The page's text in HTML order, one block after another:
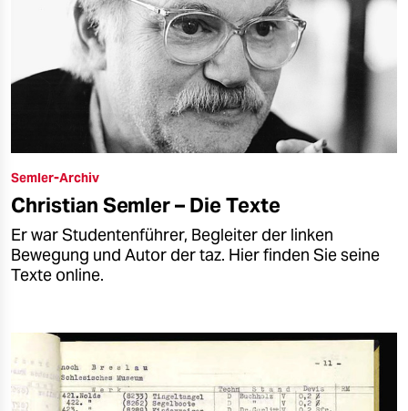
Semler-Archiv
Christian Semler – Die Texte
Er war Studentenführer, Begleiter der linken
Bewegung und Autor der taz. Hier finden Sie seine
Texte online.